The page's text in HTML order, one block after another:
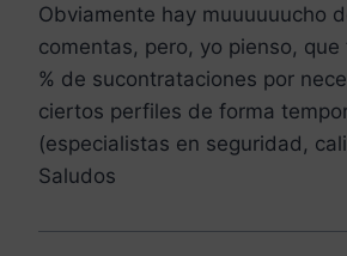
Obviamente hay muuuuuucho
comentas, pero, yo pienso,
% de sucontrataciones por
ciertos perfiles de forma
(especialistas en seguridad,
Saludos